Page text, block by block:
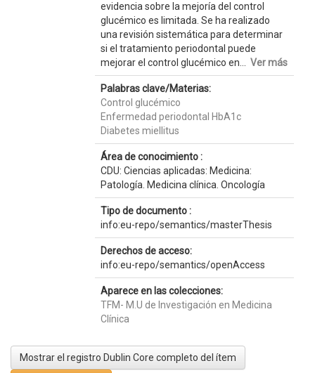
evidencia sobre la mejoría del control
glucémico es limitada. Se ha realizado
una revisión sistemática para determinar
si el tratamiento periodontal puede
mejorar el control glucémico en... Ver más
Palabras clave/Materias:
Control glucémico
Enfermedad periodontal HbA1c
Diabetes miellitus
Área de conocimiento :
CDU: Ciencias aplicadas: Medicina:
Patología. Medicina clínica. Oncología
Tipo de documento :
info:eu-repo/semantics/masterThesis
Derechos de acceso:
info:eu-repo/semantics/openAccess
Aparece en las colecciones:
TFM- M.U de Investigación en Medicina
Clínica
Mostrar el registro Dublin Core completo del ítem